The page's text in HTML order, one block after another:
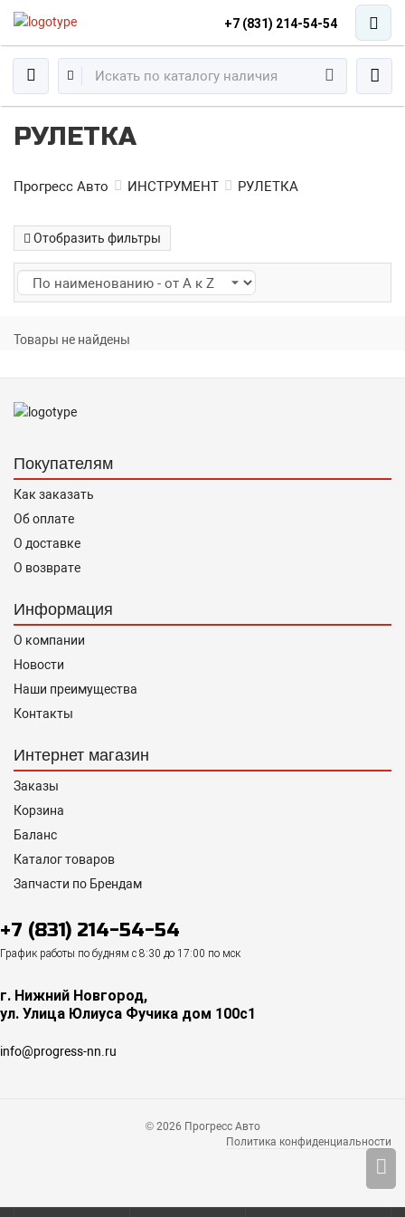
+7 (831) 214-54-54
РУЛЕТКА
Прогресс Авто ИНСТРУМЕНТ РУЛЕТКА
Отобразить фильтры
Товары не найдены
Покупателям
Как заказать
Об оплате
О доставке
О возврате
Информация
О компании
Новости
Наши преимущества
Контакты
Интернет магазин
Заказы
Корзина
Баланс
Каталог товаров
Запчасти по Брендам
+7 (831) 214-54-54
График работы по будням с 8:30 до 17:00 по мск
г. Нижний Новгород,
ул. Улица Юлиуса Фучика дом 100с1
info@progress-nn.ru
© 2026 Прогресс Авто
Политика конфиденциальности